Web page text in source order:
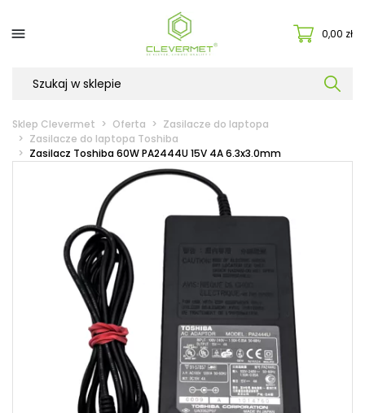
 0,00 zł
Sklep Clevermet Oferta
Zasilacze do laptopa
Zasilacze do laptopa Toshiba
Zasilacz Toshiba 60W PA2444U 15V 4A 6.3x3.0mm